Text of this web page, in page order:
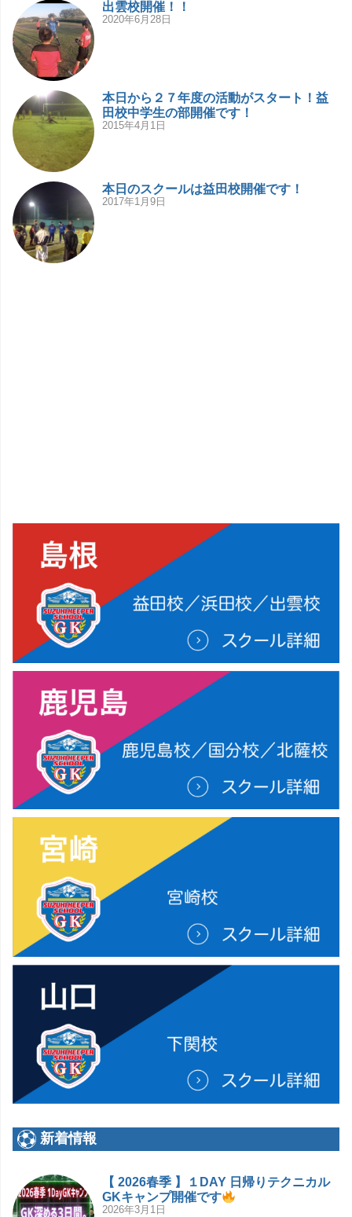
出雲校開催！！
2020年6月28日
本日から２７年度の活動がスタート！益
田校中学生の部開催です！
2015年4月1日
本日のスクールは益田校開催です！
2017年1月9日
新着情報
【 2026春季 】１DAY 日帰りテクニカル
GKキャンプ開催です
2026年3月1日